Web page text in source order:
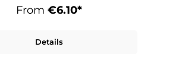
From €6.10*
Details